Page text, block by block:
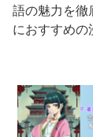
語の魅力を徹
におすすめの